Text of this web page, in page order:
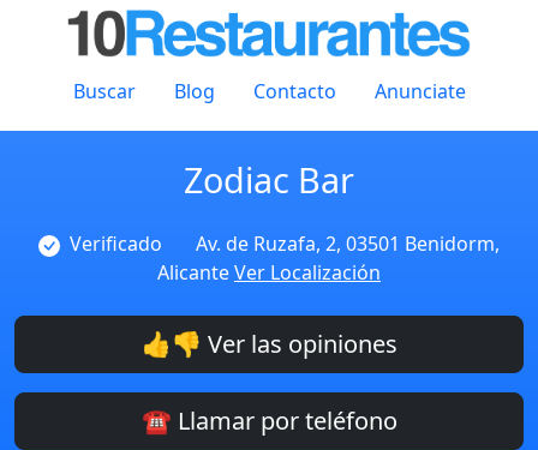
Buscar Blog Contacto Anunciate
Zodiac Bar
Verificado
Av. de Ruzafa, 2, 03501 Benidorm,
AlicanteVer Localización
👍👎 Ver las opiniones
☎️ Llamar por teléfono